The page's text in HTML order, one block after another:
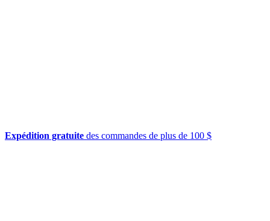
Expédition gratuite des commandes de plus de 100 $